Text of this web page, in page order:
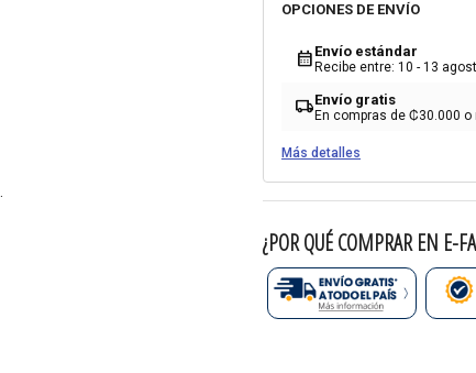
OPCIONES DE ENVÍO
calendar_month Envío estándar
Recibe entre: 10 - 13
local_shippingEnvío gratis
En compras de ₡30.000 o
Más detalles
¿POR QUÉ COMPRAR EN E-